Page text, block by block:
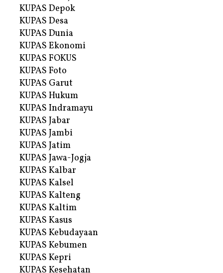
KUPAS Depok
KUPAS Desa
KUPAS Dunia
KUPAS Ekonomi
KUPAS FOKUS
KUPAS Foto
KUPAS Garut
KUPAS Hukum
KUPAS Indramayu
KUPAS Jabar
KUPAS Jambi
KUPAS Jatim
KUPAS Jawa-Jogja
KUPAS Kalbar
KUPAS Kalsel
KUPAS Kalteng
KUPAS Kaltim
KUPAS Kasus
KUPAS Kebudayaan
KUPAS Kebumen
KUPAS Kepri
KUPAS Kesehatan